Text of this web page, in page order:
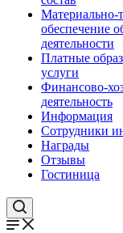
Материально-
обеспечение
деятельности
Платные
услуги
Финансово-
деятельность
Информация
Сотрудники
Награды
Отзывы
Гостиница